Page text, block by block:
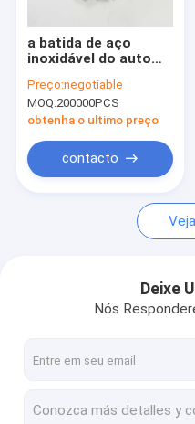
Controle de qualidade
Notícias
Casos
Solicitar um Orçamento
Parafusos de batida do
Parafusos de máquina
a batida de aço
inoxidável do auto
o cromo de grande
resistência
anodizado
Preço:negotiable
MOQ:200000PCS
obtenha o ultimo preço
contacto
Deixe
Nós